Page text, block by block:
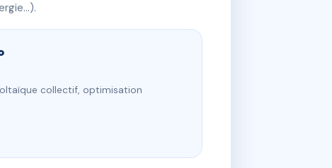
collectif, optimisation